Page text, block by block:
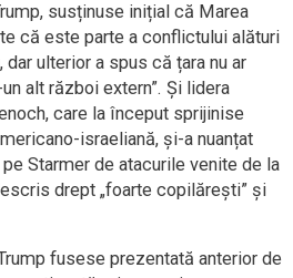
susținuse inițial că Marea
că este parte a conflictului alături
ulterior a spus că țara nu ar
alt război extern”. Și lidera
care la început sprijinise
israeliană, și-a nuanțat
Starmer de atacurile venite de la
drept „foarte copilărești” și
fusese prezentată anterior de